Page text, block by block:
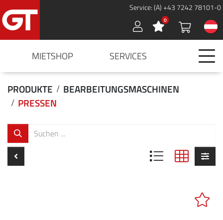
Service: (A) +43 7242 78101-0
Sign in 0
MIETSHOP SERVICES
PRODUKTE
BEARBEITUNGSMASCHINEN
PRESSEN